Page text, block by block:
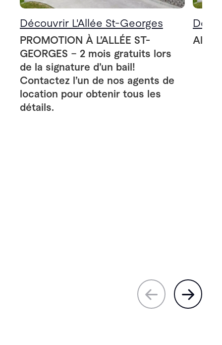
Découvrir L'Allée St-Georges
PROMOTION À L’ALLÉE ST-
GEORGES – 2 mois gratuits lors
de la signature d’un bail!
Contactez l’un de nos agents de
location pour obtenir tous les
détails.
Allée